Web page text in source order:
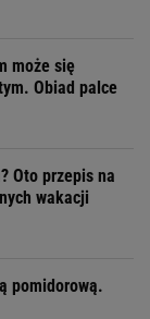
może się
Obiad palce
Oto przepis na
wakacji
pomidorową.